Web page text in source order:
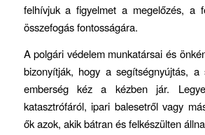
felhívjuk a figyelmet a megelőzés, a
összefogás fontosságára.
A polgári védelem munkatársai és
bizonyítják, hogy a segítségnyújtás, a
emberség kéz a kézben jár.
katasztrófáról, ipari balesetről vagy
ők azok, akik bátran és felkészülten